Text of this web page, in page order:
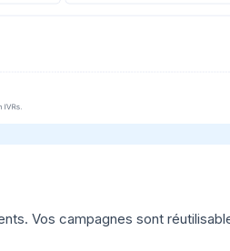
Vos campagnes sont